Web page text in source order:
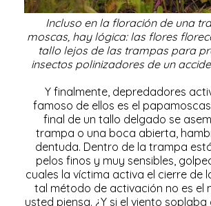
Incluso en la floración de una
moscas, hay lógica: las flores
tallo lejos de las trampas para
insectos polinizadores de un
Y finalmente, depredadores
famoso de ellos es el
final de un tallo delgado se
trampa o una boca abierta,
dentuda. Dentro de la trampa
pelos finos y muy sensibles,
cuales la víctima activa el cierre de
tal método de activación no es el
usted piensa. ¿Y si el viento